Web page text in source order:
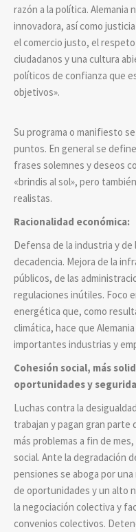
razón a la política.
innovadora, así como
el comercio justo, el
ciudadanos y una cultura
políticos de confianza que
objetivos».
Su programa o manifiesto
puntos. En general se
frases solemnes y deseos
«brindis al sol», pero
realistas.
Racionalidad económica:
Defensa de la industria y de
decadencia. Mejora de la
públicos, de las
regulaciones inútiles. Foco
energética que, como
climática, hace que
importantes industrias y
Cohesión social, más
oportunidades y
Luchas contra la
trabajan y pagan gran parte
más problemas a fin de
social. Ante la degradación
pensiones se aboga por
de oportunidades y un alto
la negociación colectiva y
convenios colectivos.